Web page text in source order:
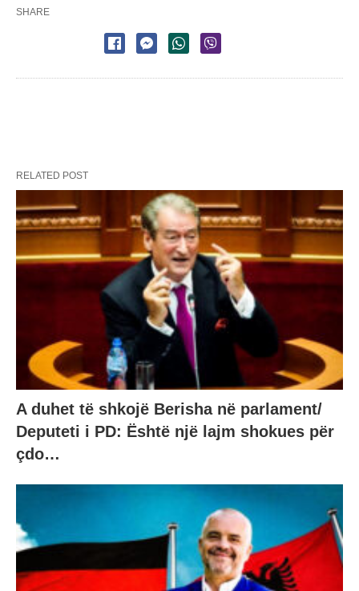
SHARE
RELATED POST
A duhet të shkojë Berisha në parlament/
Deputeti i PD: Është një lajm shokues për
çdo…